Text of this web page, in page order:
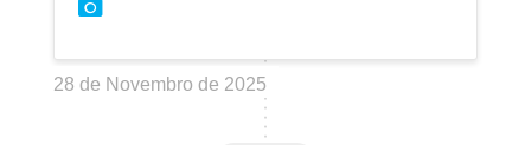
28 de Novembro de 2025